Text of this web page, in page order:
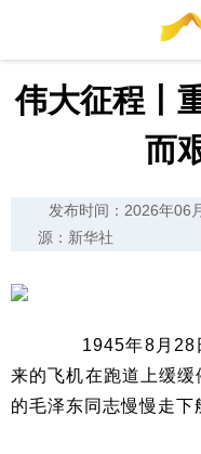
伟大征程丨
而
发布时间：2026年06
源：新华社
1945年8月28日
来的飞机在跑道上缓
的毛泽东同志慢慢走下